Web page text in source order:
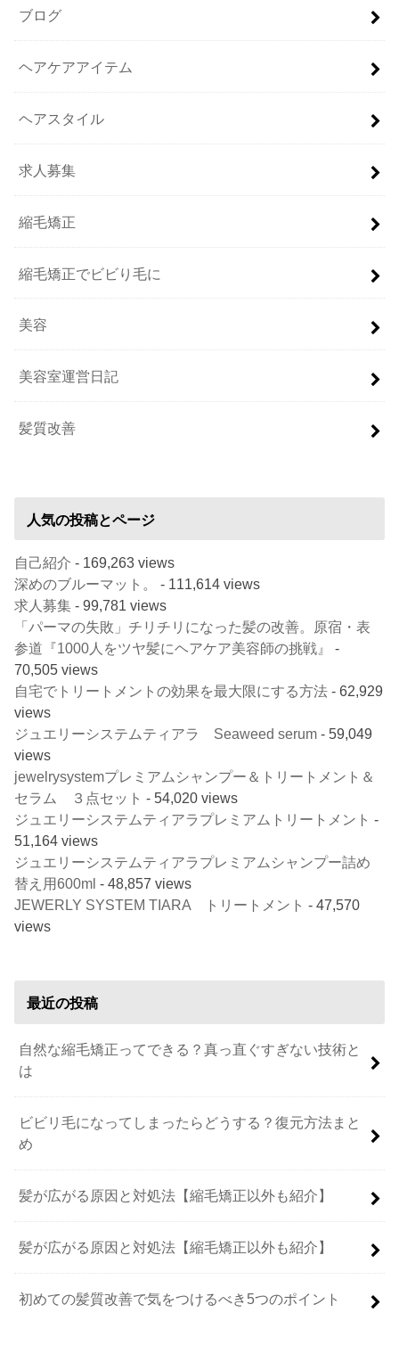
ブログ
ヘアケアアイテム
ヘアスタイル
求人募集
縮毛矯正
縮毛矯正でビビり毛に
美容
美容室運営日記
髪質改善
人気の投稿とページ
自己紹介 - 169,263 views
深めのブルーマット。
- 111,614 views
求人募集 - 99,781 views
「パーマの失敗」チリチリになった髪の改善。原宿・表
参道『1000人をツヤ髪にヘアケア美容師の挑戦』
-
70,505 views
自宅でトリートメントの効果を最大限にする方法 - 62,929
views
ジュエリーシステムティアラ Seaweed serum - 59,049
views
jewelrysystemプレミアムシャンプー＆トリートメント＆
セラム ３点セット - 54,020 views
ジュエリーシステムティアラプレミアムトリートメント -
51,164 views
ジュエリーシステムティアラプレミアムシャンプー詰め
替え用600ml - 48,857 views
JEWERLY SYSTEM TIARA トリートメント - 47,570
views
最近の投稿
自然な縮毛矯正ってできる？真っ直ぐすぎない技術と
は
ビビリ毛になってしまったらどうする？復元方法まと
め
髪が広がる原因と対処法【縮毛矯正以外も紹介】
髪が広がる原因と対処法【縮毛矯正以外も紹介】
初めての髪質改善で気をつけるべき5つのポイント